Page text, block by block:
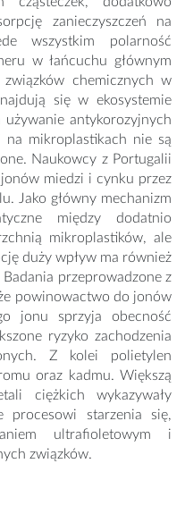
zanieczyszczeń na
wszystkim polarność
w łańcuchu głównym
chemicznych w
się w ekosystemie
antykorozyjnych
mikroplastikach nie są
Naukowcy z Portugalii
miedzi i cynku przez
Jako główny mechanizm
między dodatnio
mikroplastików, ale
duży wpływ ma również
przeprowadzone z
powinowactwo do jonów
jonu sprzyja obecność
ryzyko zachodzenia
Z kolei polietylen
oraz kadmu. Większą
ciężkich wykazywały
procesowi starzenia się,
ultrafioletowym i
związków.